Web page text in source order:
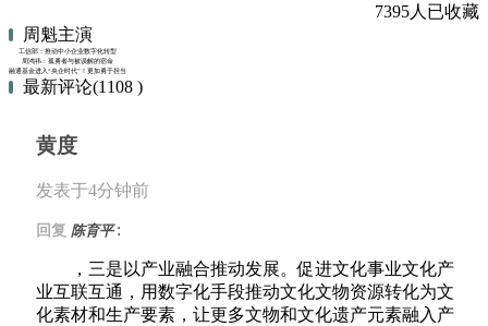
7395人已收藏
周魁主演
工信部：推动中小企业数字化转型
周鸿祎：孤勇者与被误解的宿命
融通基金进入“央企时代”！更加勇于担当，更加稳健有为！
最新评论(1108 )
黄度
发表于4分钟前
回复 陈育平:
，三是以产业融合推动发展。促进文化事业文化产
业互联互通，用数字化手段推动文化文物资源转化为文
化素材和生产要素，让更多文物和文化遗产元素融入产